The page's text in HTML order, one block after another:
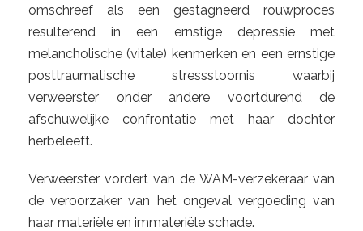
omschreef als een gestagneerd rouwproces
resulterend in een ernstige depressie met
melancholische (vitale) kenmerken en een ernstige
posttraumatische stressstoornis waarbij
verweerster onder andere voortdurend de
afschuwelijke confrontatie met haar dochter
herbeleeft.
Verweerster vordert van de WAM-verzekeraar van
de veroorzaker van het ongeval vergoeding van
haar materiële en immateriële schade.